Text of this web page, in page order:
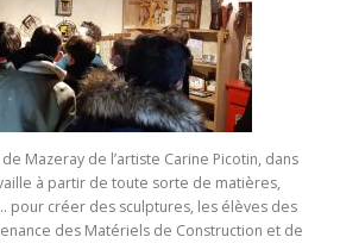
Mazeray de l’artiste Carine Picotin, dans
à partir de toute sorte de matières,
pour créer des sculptures, les élèves des
des Matériels de Construction et de